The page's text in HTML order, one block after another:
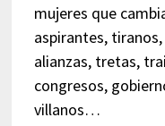
mujeres que
aspirantes,
alianzas, tretas,
congresos,
villanos…